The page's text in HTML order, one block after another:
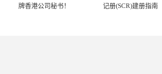
牌香港公司秘书！
记册(SCR)建册指南